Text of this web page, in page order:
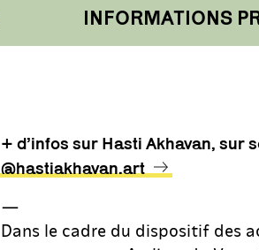
INFORMATIONS
+ d’infos sur Hasti Akhavan, sur
@hastiakhavan.art
—
Dans le cadre du dispositif des